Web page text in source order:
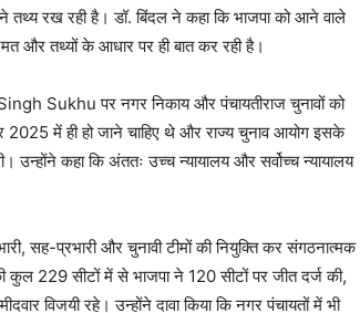
तथ्य रख रही है। डॉ. बिंदल ने कहा कि भाजपा को आने वाले
और तथ्यों के आधार पर ही बात कर रही है।
Sukhu पर नगर निकाय और पंचायतीराज चुनावों को
2025 में ही हो जाने चाहिए थे और राज्य चुनाव आयोग इसके
कहा कि अंततः उच्च न्यायालय और सर्वोच्च न्यायालय
सह-प्रभारी और चुनावी टीमों की नियुक्ति कर संगठनात्मक
कुल 229 सीटों में से भाजपा ने 120 सीटों पर जीत दर्ज की,
विजयी रहे। उन्होंने दावा किया कि नगर पंचायतों में भी